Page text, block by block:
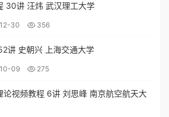
30讲 汪炜 武汉理工大学
30 356
讲 史朝兴 上海交通大学
09 275
论视频教程 6讲 刘思峰 南京航空航天大